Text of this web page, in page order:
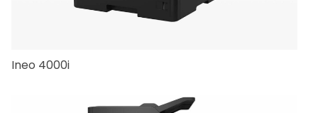
Ineo 4000i